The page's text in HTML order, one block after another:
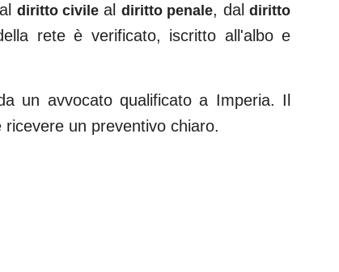
diritto civile al diritto penale, dal diritto
rete è verificato, iscritto all'albo e
un avvocato qualificato a Imperia. Il
un preventivo chiaro.